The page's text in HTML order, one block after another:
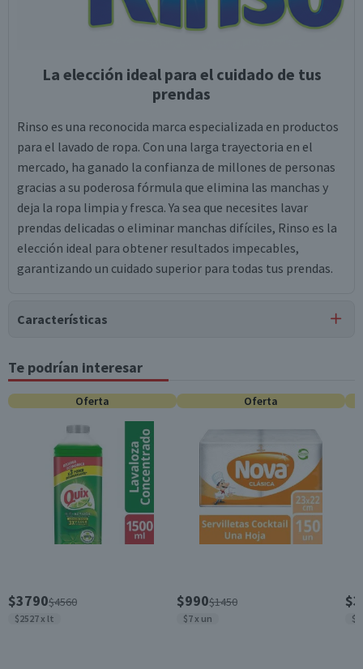
La elección ideal para el cuidado de tus
prendas
Rinso es una reconocida marca especializada en productos
para el lavado de ropa. Con una larga trayectoria en el
mercado, ha ganado la confianza de millones de personas
gracias a su poderosa fórmula que elimina las manchas y
deja la ropa limpia y fresca. Ya sea que necesites lavar
prendas delicadas o eliminar manchas difíciles, Rinso es la
elección ideal para obtener resultados impecables,
garantizando un cuidado superior para todas tus prendas.
Características
Tipo de Producto
Detergentes Líquidos
Característica Sustentable
Químicos Controlados
Material
Plástico
Formato
País de Origen
Líquido
Te podrían interesar
Oferta
$3790$4560
$2527 x lt
Oferta
$990$1450
$7 x un